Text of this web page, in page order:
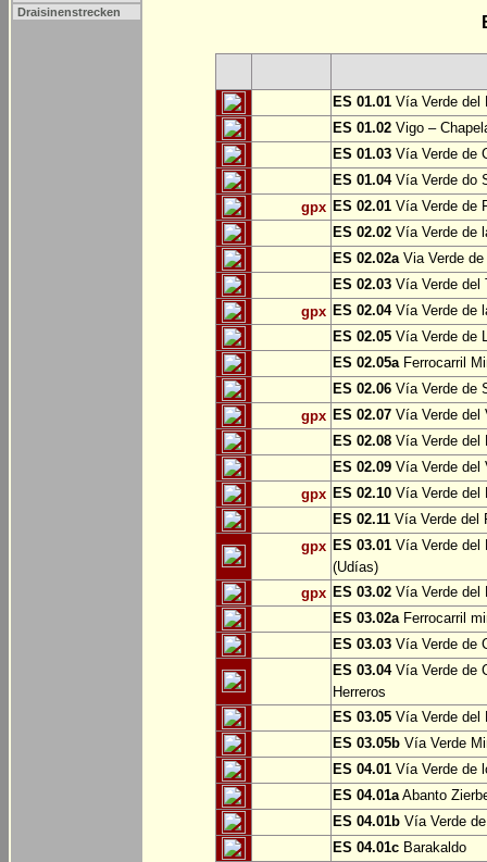
Draisinenstrecken
ES 01.01 Vía Verde del
ES 01.02 Vigo –
ES 01.03 Vía Verde de
ES 01.04Vía Verde do
gpx ES 02.01 Vía Verde de
ES 02.02 Vía Verde de
ES 02.02aVia Verde de
ES 02.03 Vía Verde del
gpx ES 02.04Vía Verde de
ES 02.05 Vía Verde de
ES 02.05aFerrocarril
ES 02.06 Vía Verde de
gpx ES 02.07 Vía Verde del
ES 02.08 Vía Verde del
ES 02.09 Vía Verde del
gpx ES 02.10 Vía Verde del
ES 02.11 Vía Verde del
gpx ES 03.01 Vía Verde del
(Udías)
gpx ES 03.02 Vía Verde del
ES 03.02aFerrocarril
ES 03.03 Vía Verde de
ES 03.04Vía Verde de
Herreros
ES 03.05 Vía Verde del
ES 03.05b Vía Verde
ES 04.01 Vía Verde de
ES 04.01aAbanto
ES 04.01b Vía Verde
ES 04.01c Barakaldo